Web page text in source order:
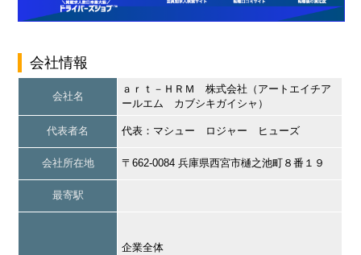
会社情報
会社名
ａｒｔ－ＨＲＭ 株式会社（アートエイチア
ールエム カブシキガイシャ）
代表者名 代表：マシュー ロジャー ヒューズ
会社所在地 〒662-0084 兵庫県西宮市樋之池町８番１９
最寄駅
企業全体